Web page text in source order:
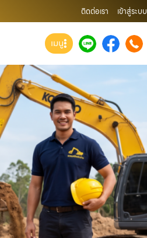
ติดต่อเรา เข้าสู่ระบบ
เมนู